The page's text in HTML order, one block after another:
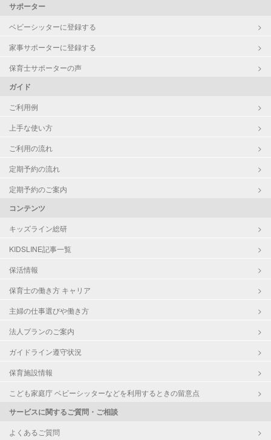
サポーター
ベビーシッターに登録する
家事サポーターに登録する
保育士サポーターの声
ガイド
ご利用例
上手な使い方
ご利用の流れ
定期予約の流れ
定期予約のご案内
コンテンツ
キッズライン総研
KIDSLINE記事一覧
保活情報
保育士の働き方 キャリア
主婦の仕事選びや働き方
法人プランのご案内
ガイドライン遵守状況
保育施設情報
こども家庭庁 ベビーシッターなどを利用するときの留意点
サービスに関するご質問・ご相談
よくあるご質問